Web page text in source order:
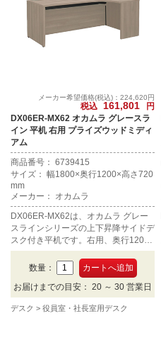
メーカー希望価格(税込)：224,620円
税込 161,801
円
DX06ER-MX62 オカムラ グレースラ
イン 平机 右用 プライズウッドミディ
アム
商品番号： 6739415
サイズ： 幅1800×奥行1200×高さ720
mm
メーカー： オカムラ
DX06ER-MX62は、オカムラ グレー
スラインシリーズの上下昇降サイドデ
スク付き平机です。右用、奥行1200
mm。
数量：
お届けまでの目安： 20 ～ 30 営業日
デスク 役員室・社長室用デスク